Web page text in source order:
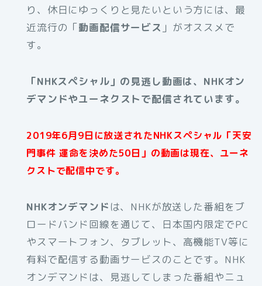
り、休日にゆっくりと見たいという方には、最
近流行の「動画配信サービス 」がオススメで
す。
「NHKスペシャル」の見逃し動画は、NHKオン
デマンドやユーネクストで配信されています。
2019年6月9日に放送されたNHKスペシャル「天安
門事件 運命を決めた50日」の動画は現在、ユーネ
クストで配信中です。
NHKオンデマンド は、NHKが放送した番組をブ
ロードバンド回線を通じて、日本国内限定でPC
やスマートフォン、タブレット、高機能TV等に
有料で配信する動画サービスのことです。NHK
オンデマンドは、見逃してしまった番組やニュ